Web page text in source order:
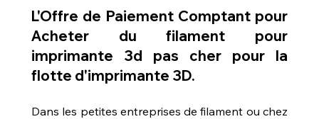
Acheter du filament pour
imprimante 3d pas cher pour la
flotte d'imprimante 3D.
Dans les petites entreprises de filament ou chez